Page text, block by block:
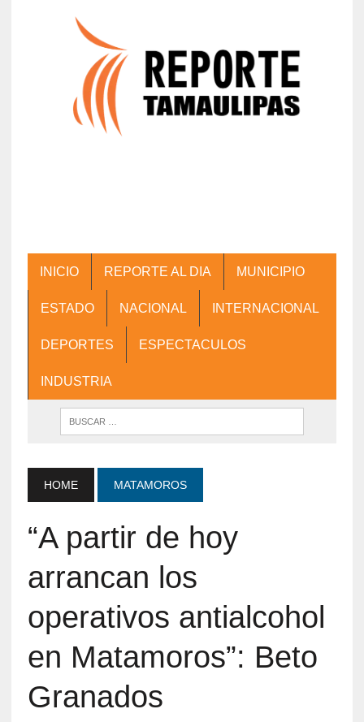
INICIO REPORTE AL DIA MUNICIPIO
ESTADO NACIONAL INTERNACIONAL
DEPORTES ESPECTACULOS
INDUSTRIA
HOME MATAMOROS
“A partir de hoy
arrancan los
operativos antialcohol
en Matamoros”: Beto
Granados